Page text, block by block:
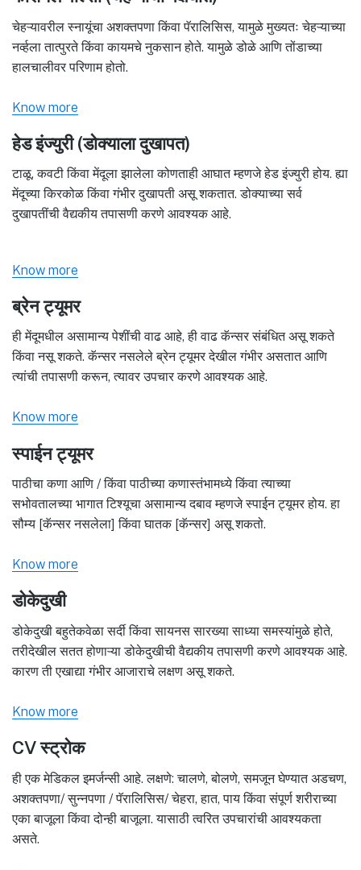
चेहऱ्यावरील स्नायूंचा अशक्तपणा किंवा पॅरालिसिस, यामुळे मुख्यतः चेहऱ्याच्या
नर्व्हला तात्पुरते किंवा कायमचे नुकसान होते. यामुळे डोळे आणि तोंडाच्या
हालचालीवर परिणाम होतो.
Know more
हेड इंज्युरी (डोक्याला दुखापत)
टाळू, कवटी किंवा मेंदूला झालेला कोणताही आघात म्हणजे हेड इंज्युरी होय. ह्या
मेंदूच्या किरकोळ किंवा गंभीर दुखापती असू शकतात. डोक्याच्या सर्व
दुखापतींची वैद्यकीय तपासणी करणे आवश्यक आहे.
Know more
ब्रेन ट्यूमर
ही मेंदूमधील असामान्य पेशींची वाढ आहे, ही वाढ कॅन्सर संबंधित असू शकते
किंवा नसू शकते. कॅन्सर नसलेले ब्रेन ट्यूमर देखील गंभीर असतात आणि
त्यांची तपासणी करून, त्यावर उपचार करणे आवश्यक आहे.
Know more
स्पाईन ट्यूमर
पाठीचा कणा आणि / किंवा पाठीच्या कणास्तंभामध्ये किंवा त्याच्या
सभोवतालच्या भागात टिश्यूचा असामान्य दबाव म्हणजे स्पाईन ट्यूमर होय. हा
सौम्य [कॅन्सर नसलेला] किंवा घातक [कॅन्सर] असू शकतो.
Know more
डोकेदुखी
डोकेदुखी बहुतेकवेळा सर्दी किंवा सायनस सारख्या साध्या समस्यांमुळे होते,
तरीदेखील सतत होणाऱ्या डोकेदुखीची वैद्यकीय तपासणी करणे आवश्यक आहे.
कारण ती एखाद्या गंभीर आजाराचे लक्षण असू शकते.
Know more
CV स्ट्रोक
ही एक मेडिकल इमर्जन्सी आहे. लक्षणे: चालणे, बोलणे, समजून घेण्यात अडचण,
अशक्तपणा/ सुन्नपणा / पॅरालिसिस/ चेहरा, हात, पाय किंवा संपूर्ण शरीराच्या
एका बाजूला किंवा दोन्ही बाजूला. यासाठी त्वरित उपचारांची आवश्यकता
असते.